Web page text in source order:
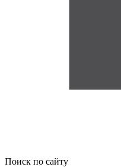
Поиск по сайту